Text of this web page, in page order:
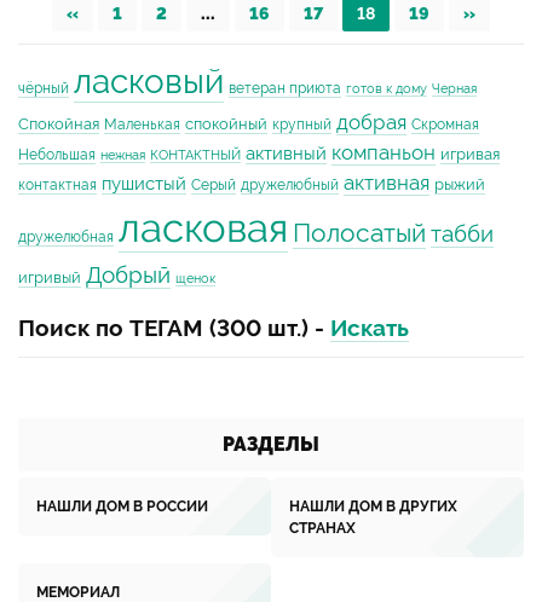
« 1 2 ... 16 17 18 19 »
чёрный ласковый ветеран приюта готов к дому Черная
Спокойная Маленькая спокойный крупный добрая Скромная
Небольшая нежная КОНТАКТНЫЙ активный компаньон игривая
контактная пушистый Серый дружелюбный активная рыжий
дружелюбная ласковая Полосатый табби
игривый Добрый щенок
Поиск по ТЕГАМ (300 шт.) - Искать
РАЗДЕЛЫ
НАШЛИ ДОМ В РОССИИ
НАШЛИ ДОМ В ДРУГИХ
СТРАНАХ
МЕМОРИАЛ